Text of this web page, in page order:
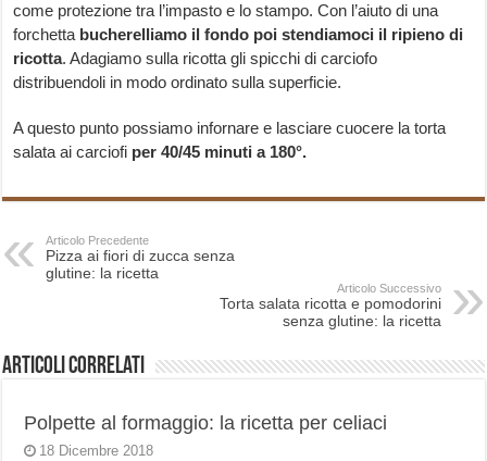
come protezione tra l’impasto e lo stampo. Con l’aiuto di una
forchetta bucherelliamo il fondo poi stendiamoci il ripieno di
ricotta. Adagiamo sulla ricotta gli spicchi di carciofo
distribuendoli in modo ordinato sulla superficie.
A questo punto possiamo infornare e lasciare cuocere la torta
salata ai carciofi per 40/45 minuti a 180°.
Articolo Precedente
Pizza ai fiori di zucca senza
glutine: la ricetta
Articolo Successivo
Torta salata ricotta e pomodorini
senza glutine: la ricetta
Articoli correlati
Polpette al formaggio: la ricetta per celiaci
18 Dicembre 2018